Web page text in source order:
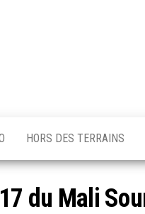
HORS DES TERRAINS
du Mali